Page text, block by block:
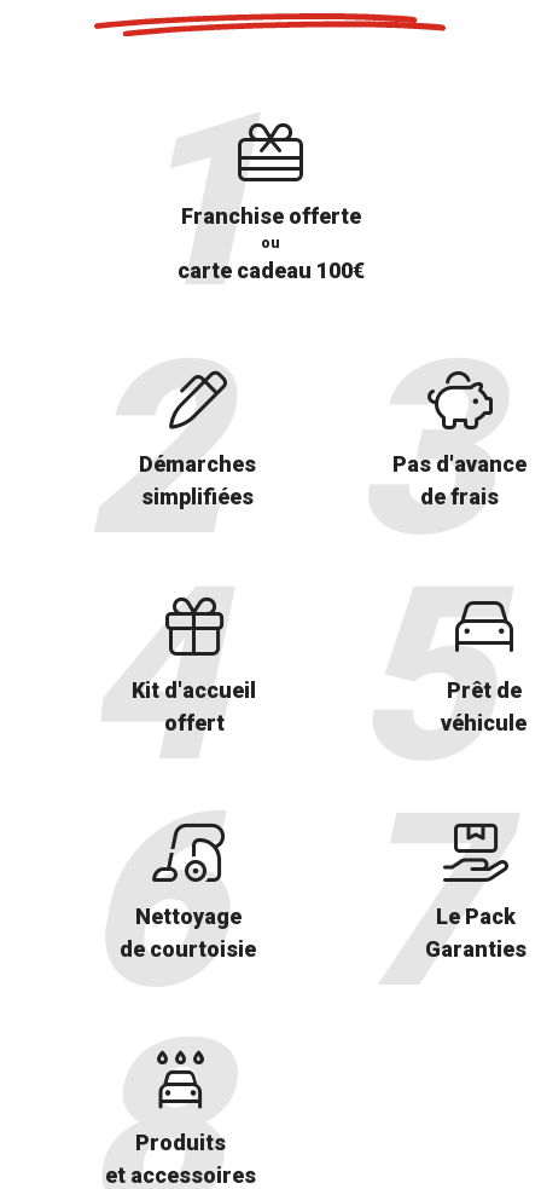
Franchise offerte
ou
carte cadeau 100€
Démarches
simplifiées
Pas d'avance
de frais
Kit d'accueil
offert
Prêt de
véhicule
Nettoyage
de courtoisie
Le Pack
Garanties
Produits
et accessoires